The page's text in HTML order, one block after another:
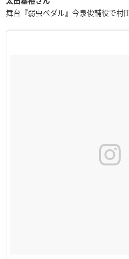
舞台『弱虫ペダル』今泉俊輔役で村